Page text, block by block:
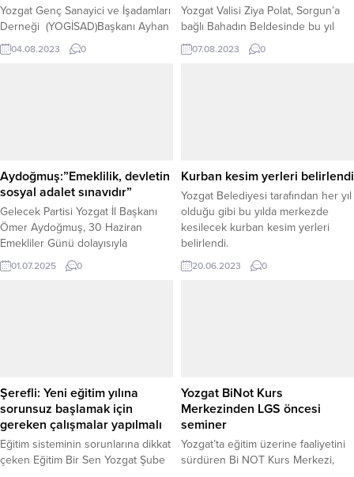
Yozgat Genç Sanayici ve İşadamları
Derneği (YOGİSAD)Başkanı Ayhan
Çelik, bu yıl hububat alımlarında
yaşanan kargaşanın temel
04.08.2023 0
Yozgat Valisi Ziya Polat, Sorgun’a
bağlı Bahadın Beldesinde bu yıl
24.sü düzenlenen şenliğe katıldı.
Daha sonra Sarıkaya İlçesinde
07.08.2023 0
Aydoğmuş:”Emeklilik, devletin
sosyal adalet sınavıdır”
Gelecek Partisi Yozgat İl Başkanı
Ömer Aydoğmuş, 30 Haziran
Emekliler Günü dolayısıyla
yayımladığı mesajda, emeklilerin
yaşadığı ekonomik ve sosyal
ekonomik belirsizlik ortamının,
özellikle sabit gelirli...
01.07.2025 0
Kurban kesim yerleri belirlendi
Yozgat Belediyesi tarafından her yıl
olduğu gibi bu yılda merkezde
kesilecek kurban kesim yerleri
belirlendi.
20.06.2023 0
Şerefli: Yeni eğitim yılına
sorunsuz başlamak için
gereken çalışmalar yapılmalı
Eğitim sisteminin sorunlarına dikkat
çeken Eğitim Bir Sen Yozgat Şube
Yozgat BiNot Kurs
Merkezinden LGS öncesi
seminer
Yozgat’ta eğitim üzerine faaliyetini
sürdüren Bi NOT Kurs Merkezi,